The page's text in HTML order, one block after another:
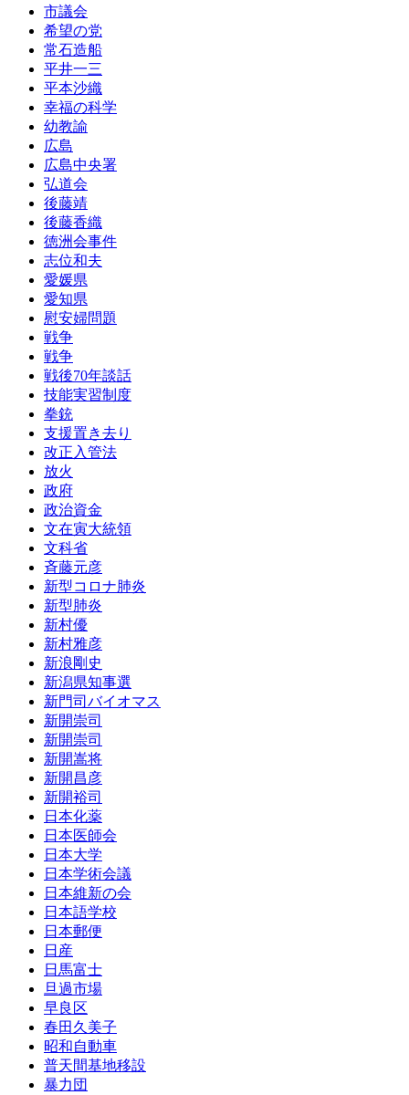
市議会
希望の党
常石造船
平井一三
平本沙織
幸福の科学
幼教諭
広島
広島中央署
弘道会
後藤靖
後藤香織
徳洲会事件
志位和夫
愛媛県
愛知県
慰安婦問題
戦争
戦争
戦後70年談話
技能実習制度
拳銃
支援置き去り
改正入管法
放火
政府
政治資金
文在寅大統領
文科省
斉藤元彦
新型コロナ肺炎
新型肺炎
新村優
新村雅彦
新浪剛史
新潟県知事選
新門司バイオマス
新開崇司
新開崇司
新開嵩将
新開昌彦
新開裕司
日本化薬
日本医師会
日本大学
日本学術会議
日本維新の会
日本語学校
日本郵便
日産
日馬富士
旦過市場
早良区
春田久美子
昭和自動車
普天間基地移設
暴力団